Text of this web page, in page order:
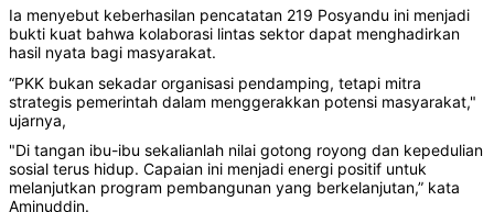
‎Ia menyebut keberhasilan pencatatan 219 Posyandu ini menjadi
bukti kuat bahwa kolaborasi lintas sektor dapat menghadirkan
hasil nyata bagi masyarakat.
‎“PKK bukan sekadar organisasi pendamping, tetapi mitra
strategis pemerintah dalam menggerakkan potensi masyarakat,"
ujarnya,
‎"Di tangan ibu-ibu sekalianlah nilai gotong royong dan kepedulian
sosial terus hidup. Capaian ini menjadi energi positif untuk
melanjutkan program pembangunan yang berkelanjutan,” kata
Aminuddin.